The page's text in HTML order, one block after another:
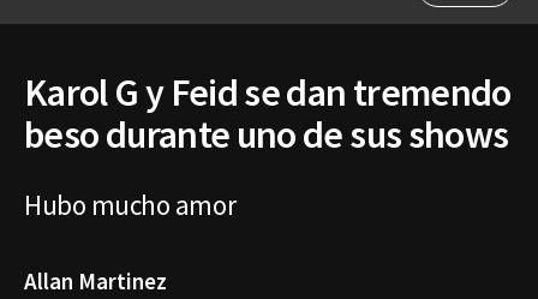
Karol G y Feid se dan tremendo
beso durante uno de sus shows
Hubo mucho amor
Allan Martinez